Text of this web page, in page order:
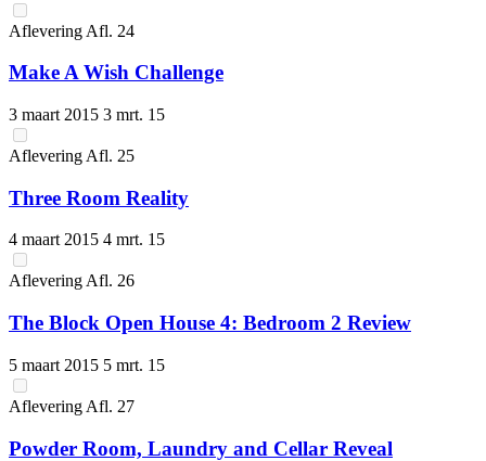
Aflevering Afl. 24
Make A Wish Challenge
3 maart 2015 3 mrt. 15
Aflevering Afl. 25
Three Room Reality
4 maart 2015 4 mrt. 15
AfleveringAfl. 26
The Block Open House 4: Bedroom 2 Review
5 maart 2015 5 mrt. 15
Aflevering Afl. 27
Powder Room, Laundry and Cellar Reveal